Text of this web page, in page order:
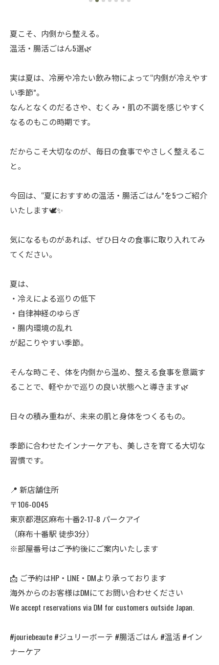
夏こそ、内側から整える。
温活・腸活ごはん5選🌿
実は夏は、冷房や冷たい飲み物によって“内側が冷えやす
い季節”。
なんとなくのだるさや、むくみ・肌の不調を感じやすく
なるのもこの時期です。
だからこそ大切なのが、毎日の食事でやさしく整えるこ
と。
今回は、“夏におすすめの温活・腸活ごはん”を5つご紹介
いたします🕊✨
気になるものがあれば、ぜひ日々の食事に取り入れてみ
てください。
夏は、
・冷えによる巡りの低下
・自律神経のゆらぎ
・腸内環境の乱れ
が起こりやすい季節。
そんな時こそ、体を内側から温め、整える食事を意識す
ることで、軽やかで巡りの良い状態へと導きます🌿
日々の積み重ねが、未来の肌と身体をつくるもの。
季節に合わせたインナーケアも、美しさを育てる大切な
習慣です。
📍 新店舗住所
〒106-0045
東京都港区麻布十番2-17-8 パークアイ
（麻布十番駅 徒歩3分）
※部屋番号はご予約後にご案内いたします
📩 ご予約はHP・LINE・DMより承っております
海外からのお客様はDMにてお問い合わせください
We accept reservations via DM for customers outside Japan.
#jouriebeaute #ジュリーボーテ #腸活ごはん #温活 #イン
ナーケア